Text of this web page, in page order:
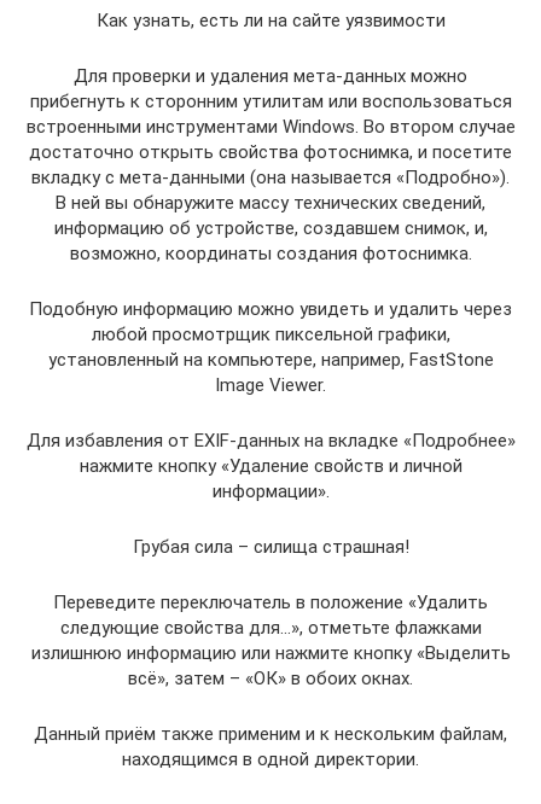
Как узнать, есть ли на сайте уязвимости
Для проверки и удаления мета-данных можно
прибегнуть к сторонним утилитам или воспользоваться
встроенными инструментами Windows. Во втором случае
достаточно открыть свойства фотоснимка, и посетите
вкладку с мета-данными (она называется «Подробно»).
В ней вы обнаружите массу технических сведений,
информацию об устройстве, создавшем снимок, и,
возможно, координаты создания фотоснимка.
Подобную информацию можно увидеть и удалить через
любой просмотрщик пиксельной графики,
установленный на компьютере, например, FastStone
Image Viewer.
Для избавления от EXIF-данных на вкладке «Подробнее»
нажмите кнопку «Удаление свойств и личной
информации».
Грубая сила – силища страшная!
Переведите переключатель в положение «Удалить
следующие свойства для…», отметьте флажками
излишнюю информацию или нажмите кнопку «Выделить
всё», затем – «ОК» в обоих окнах.
Данный приём также применим и к нескольким файлам,
находящимся в одной директории.